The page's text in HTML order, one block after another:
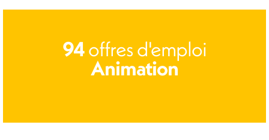
94offres d'emploi
Animation